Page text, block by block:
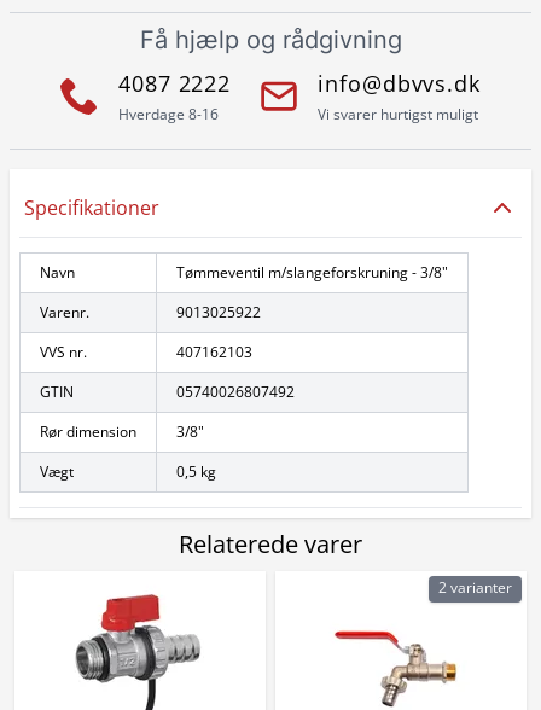
Få hjælp og rådgivning
4087 2222
Hverdage 8-16
info@dbvvs.dk
Vi svarer hurtigst muligt
Specifikationer
Navn
Tømmeventil m/slangeforskruning - 3/8"
Varenr.
9013025922
VVS nr.
407162103
GTIN
05740026807492
Rør dimension
3/8"
Vægt
0,5 kg
Relaterede varer
2 varianter